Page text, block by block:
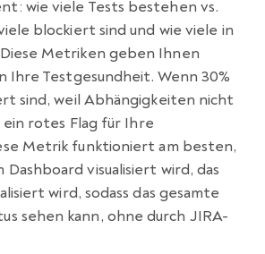
wie viele Tests bestehen vs.
blockiert sind und wie viele in
Metriken geben Ihnen
Ihre Testgesundheit. Wenn 30%
sind, weil Abhängigkeiten nicht
rotes Flag für Ihre
Metrik funktioniert am besten,
Dashboard visualisiert wird, das
wird, sodass das gesamte
sehen kann, ohne durch JIRA-